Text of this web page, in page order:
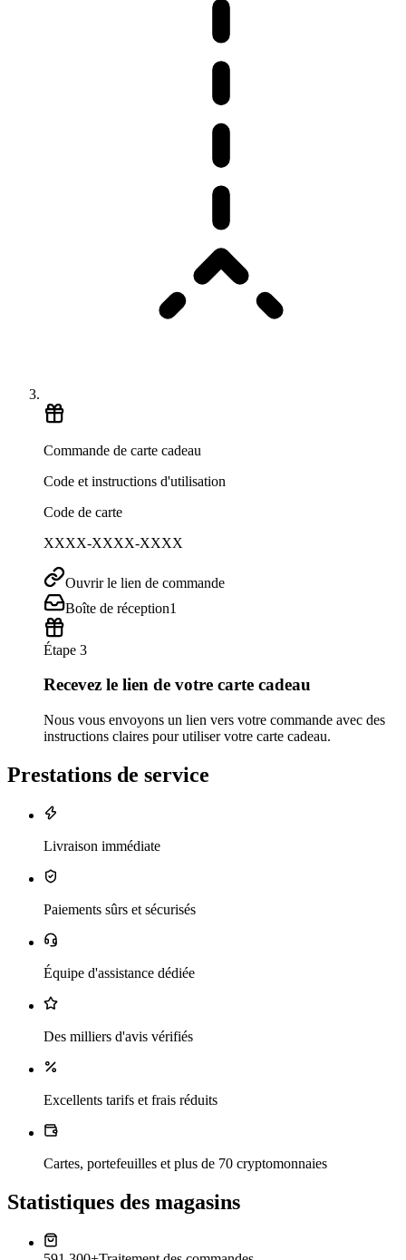
Commande de carte cadeau
Code et instructions d'utilisation
Code de carte
XXXX-XXXX-XXXX
Ouvrir le lien de commande
Boîte de réception1
Étape 3
Recevez le lien de votre carte cadeau
Nous vous envoyons un lien vers votre commande avec des
instructions claires pour utiliser votre carte cadeau.
Prestations de service
Livraison immédiate
Paiements sûrs et sécurisés
Équipe d'assistance dédiée
Des milliers d'avis vérifiés
Excellents tarifs et frais réduits
Cartes, portefeuilles et plus de 70 cryptomonnaies
Statistiques des magasins